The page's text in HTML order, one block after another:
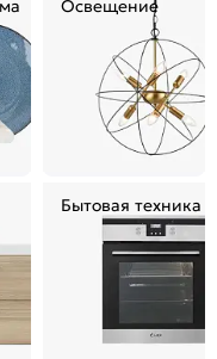
Освещение
Бытовая техника